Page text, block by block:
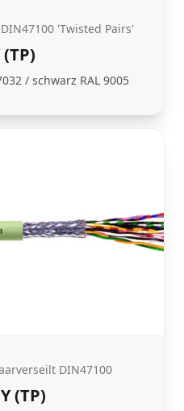
'Twisted Pairs'
/ schwarz RAL 9005
DIN47100
(TP)